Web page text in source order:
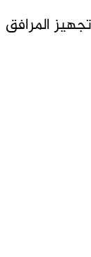
المرافق